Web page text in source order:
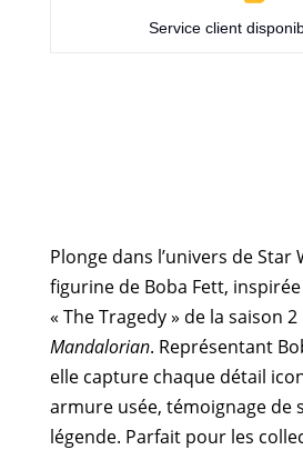
Service client
Plonge dans l’univers de Star
figurine de Boba Fett, inspirée
« The Tragedy » de la saison 2
Mandalorian. Représentant
elle capture chaque détail
armure usée, témoignage de
légende. Parfait pour les